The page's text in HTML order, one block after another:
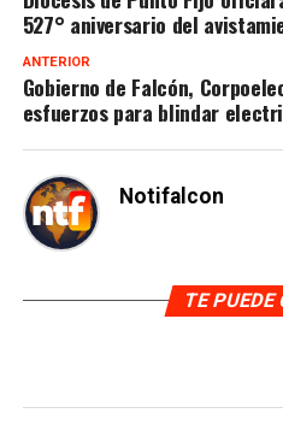
527° aniversario del
ANTERIOR
Gobierno de Falcón,
esfuerzos para blindar
Notifalcon
TE PUEDE